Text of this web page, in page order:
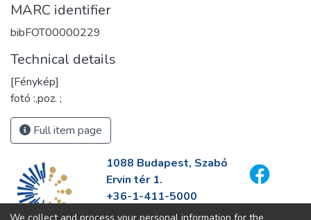
MARC identifier
bibFOT00000229
Technical details
[Fénykép]
fotó :,poz. ;
Full item page
1088 Budapest, Szabó
Ervin tér 1.
+36-1-411-5000
info@fszek.hu